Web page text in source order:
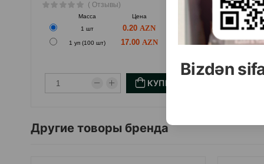
Bizdən
( Отзывы)
Масса Цена
1 шт
0.20
1 уп (100 шт) 17.00
КУПИТЬ
Другие товоры бренда